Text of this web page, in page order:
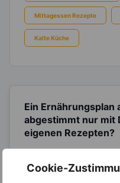
Cookie-
Mittagessen Rezepte
Kalte Küche
Ein Ernährungsplan
abgestimmt nur mit
eigenen Rezepten?
Ernährungsplan nur mit
Lieblingsrezepten auf Basis